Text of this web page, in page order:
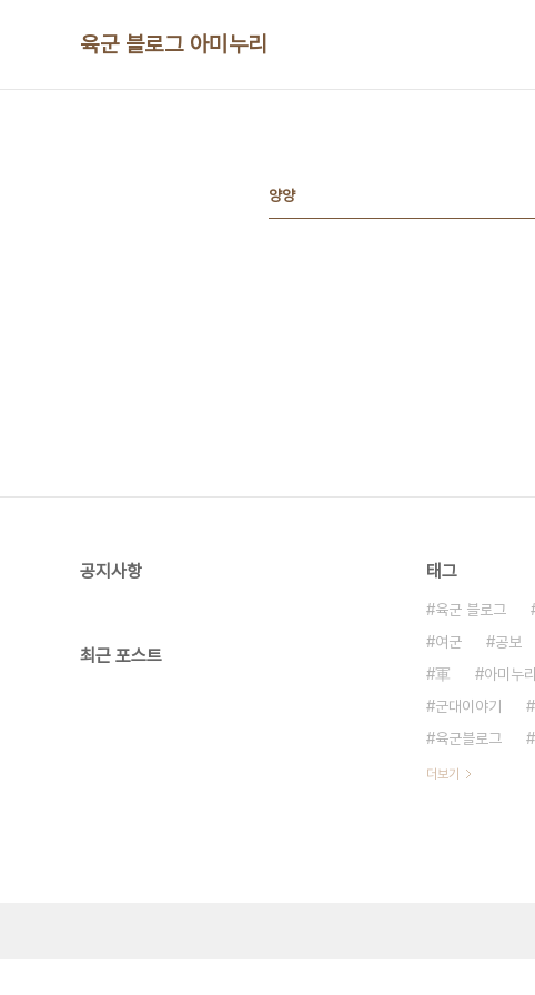
육군 블로그 아미누리
양양
공지사항
최근 포스트
태그
육군 블로그
여군
공보
軍
아미누리
군대이야기
육군블로그
더보기